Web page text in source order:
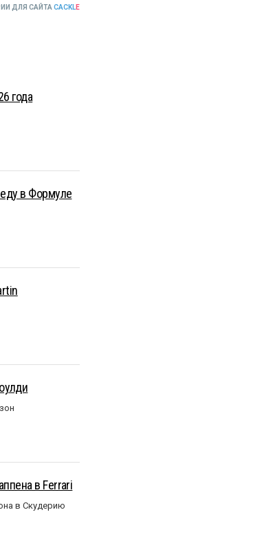
ДЛЯ САЙТА CACKLE
года
в Формуле
в Ferrari
в Скудерию